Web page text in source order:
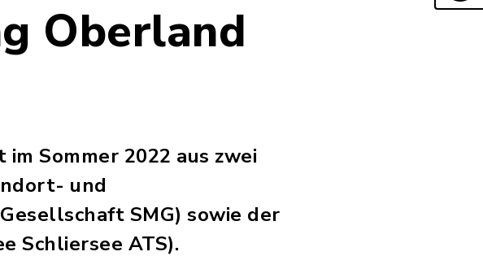
Oberland
Sommer 2022 aus zwei
und
SMG) sowie der
Schliersee ATS).